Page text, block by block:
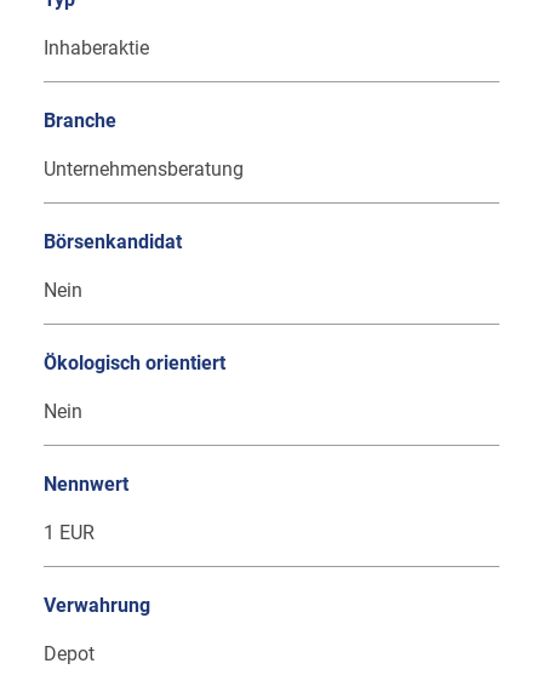
Inhaberaktie
Branche
Unternehmensberatung
Börsenkandidat
Nein
Ökologisch orientiert
Nein
Nennwert
1 EUR
Verwahrung
Depot